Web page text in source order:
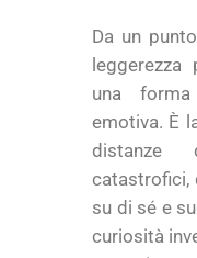
Da un
una
emotiva. È
distanze
catastrofici,
su di sé e
curiosità